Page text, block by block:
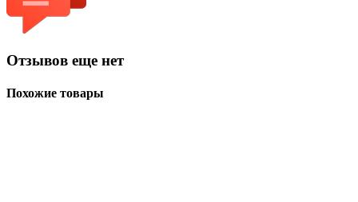
Отзывов еще нет
Похожие товары